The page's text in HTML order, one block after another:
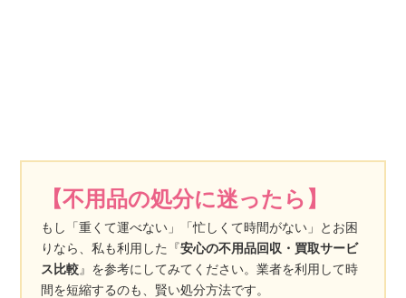
【不用品の処分に迷ったら】
もし「重くて運べない」「忙しくて時間がない」とお困
りなら、私も利用した『安心の不用品回収・買取サービ
ス比較』を参考にしてみてください。業者を利用して時
間を短縮するのも、賢い処分方法です。